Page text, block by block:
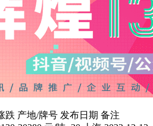
跌 产地/牌号 发布日期 备注